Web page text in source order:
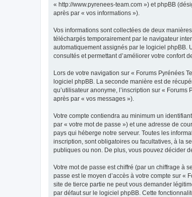
« http://www.pyrenees-team.com ») et phpBB
après par « vos informations »).
Vos informations sont collectées de deux
téléchargés temporairement par le navigateur
automatiquement assignés par le logiciel phpBB.
consultés et permettant d’améliorer votre confort
Lors de votre navigation sur « Forums Pyrénées
logiciel phpBB. La seconde manière est de
qu’utilisateur anonyme, l’inscription sur «
après par « vos messages »).
Votre compte contiendra au minimum un
par « votre mot de passe ») et une adresse de
pays qui héberge notre serveur. Toutes les
inscription, sont obligatoires ou facultatives, à la
publiques ou non. De plus, vous pouvez décider
Votre mot de passe est chiffré (par un chiffrage à
passe est le moyen d’accès à votre compte sur «
site de tierce partie ne peut vous demander
par défaut sur le logiciel phpBB. Cette